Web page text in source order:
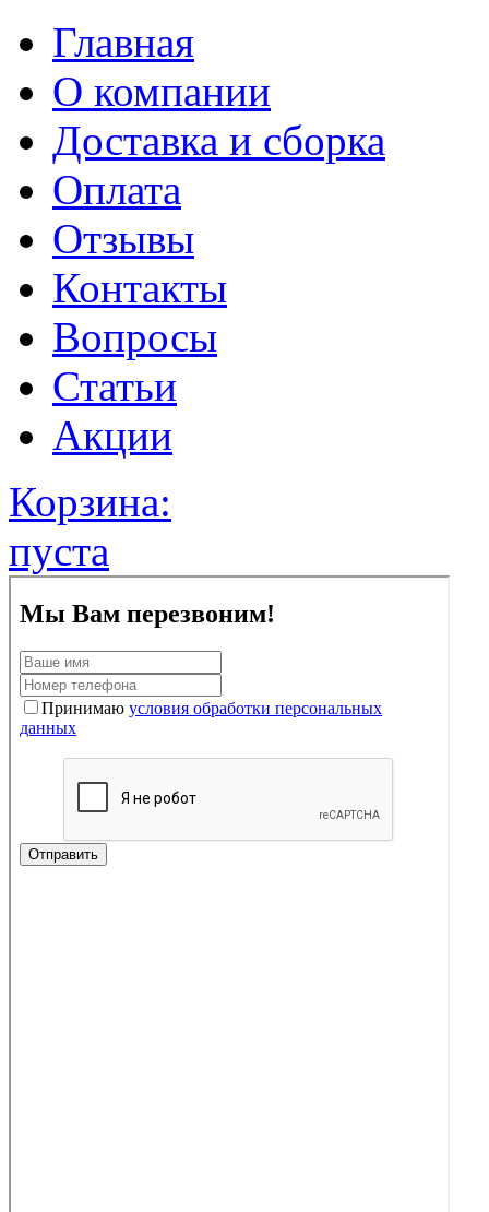
Главная
О компании
Доставка и сборка
Оплата
Отзывы
Контакты
Вопросы
Статьи
Акции
Корзина:
пуста